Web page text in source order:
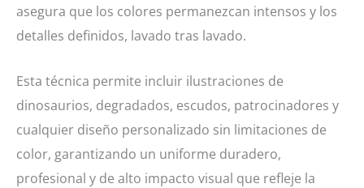
asegura que los colores permanezcan intensos y los
detalles definidos, lavado tras lavado.
Esta técnica permite incluir ilustraciones de
dinosaurios, degradados, escudos, patrocinadores y
cualquier diseño personalizado sin limitaciones de
color, garantizando un uniforme duradero,
profesional y de alto impacto visual que refleje la